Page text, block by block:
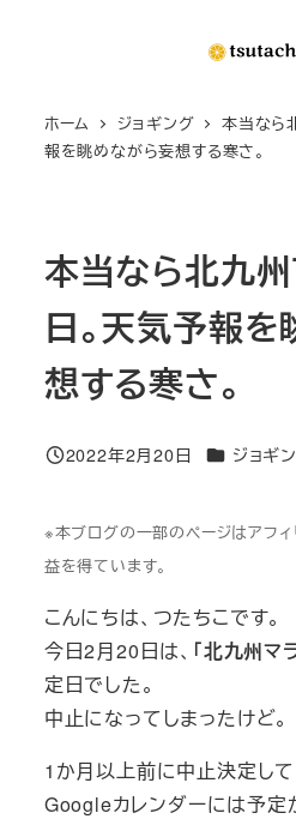
ホーム ジョギング
本当なら
報を眺めながら妄想する寒さ。
本当なら北九
日。天気予報
想する寒さ。
投稿日
2022年2月20日 カテゴリー
ジョギ
※本ブログの一部のページはアフィ
益を得ています。
こんにちは、つたちこです。
今日2月20日は、 「北九州マ
定日でした。
中止になってしまったけど。
1か月以上前に中止決定し
Googleカレンダーには予定